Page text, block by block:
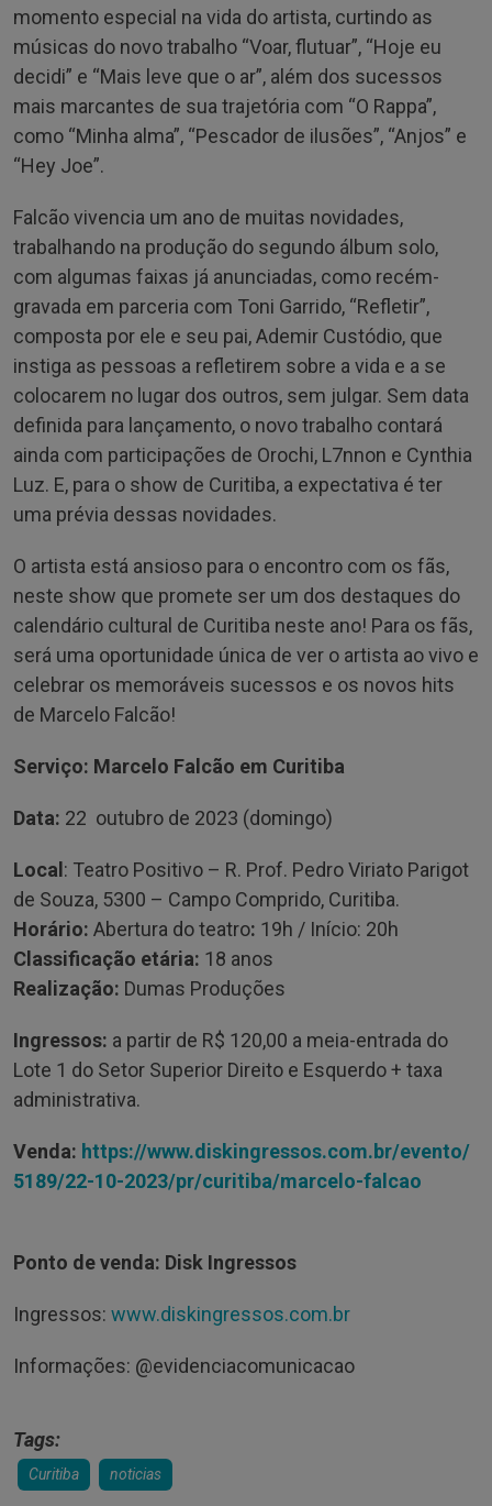
momento especial na vida do artista, curtindo as
músicas do novo trabalho “Voar, flutuar”, “Hoje eu
decidi” e “Mais leve que o ar”, além dos sucessos
mais marcantes de sua trajetória com “O Rappa”,
como “Minha alma”, “Pescador de ilusões”, “Anjos” e
“Hey Joe”.
Falcão vivencia um ano de muitas novidades,
trabalhando na produção do segundo álbum solo,
com algumas faixas já anunciadas, como recém-
gravada em parceria com Toni Garrido, “Refletir”,
composta por ele e seu pai, Ademir Custódio, que
instiga as pessoas a refletirem sobre a vida e a se
colocarem no lugar dos outros, sem julgar. Sem data
definida para lançamento, o novo trabalho contará
ainda com participações de Orochi, L7nnon e Cynthia
Luz. E, para o show de Curitiba, a expectativa é ter
uma prévia dessas novidades.
O artista está ansioso para o encontro com os fãs,
neste show que promete ser um dos destaques do
calendário cultural de Curitiba neste ano! Para os fãs,
será uma oportunidade única de ver o artista ao vivo e
celebrar os memoráveis sucessos e os novos hits
de Marcelo Falcão!
Serviço: Marcelo Falcão em Curitiba
Data: 22 outubro de 2023 (domingo)
Local: Teatro Positivo – R. Prof. Pedro Viriato Parigot
de Souza, 5300 – Campo Comprido, Curitiba.
Horário: Abertura do teatro: 19h / Início: 20h
Classificação etária: 18 anos
Realização: Dumas Produções
Ingressos: a partir de R$ 120,00 a meia-entrada do
Lote 1 do Setor Superior Direito e Esquerdo + taxa
administrativa.
Venda: https://www.diskingressos.com.br/evento/
5189/22-10-2023/pr/curitiba/marcelo-falcao
Ponto de venda: Disk Ingressos
Ingressos: www.diskingressos.com.br
Informações: @evidenciacomunicacao
Tags:
Curitiba noticias